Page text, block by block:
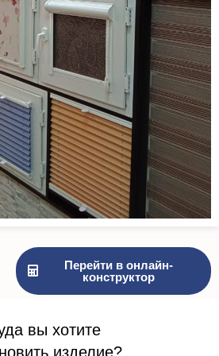
Перейти в онлайн-
конструктор
вы хотите
изделие?